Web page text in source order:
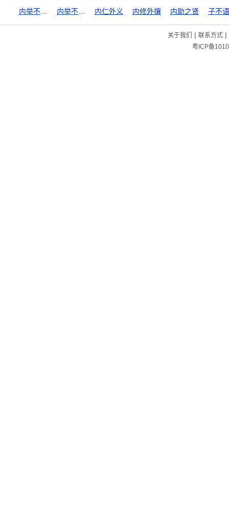
内仁外义 内修外攘 内助之贤 子不
关于我们 | 联系方式|
粤ICP备